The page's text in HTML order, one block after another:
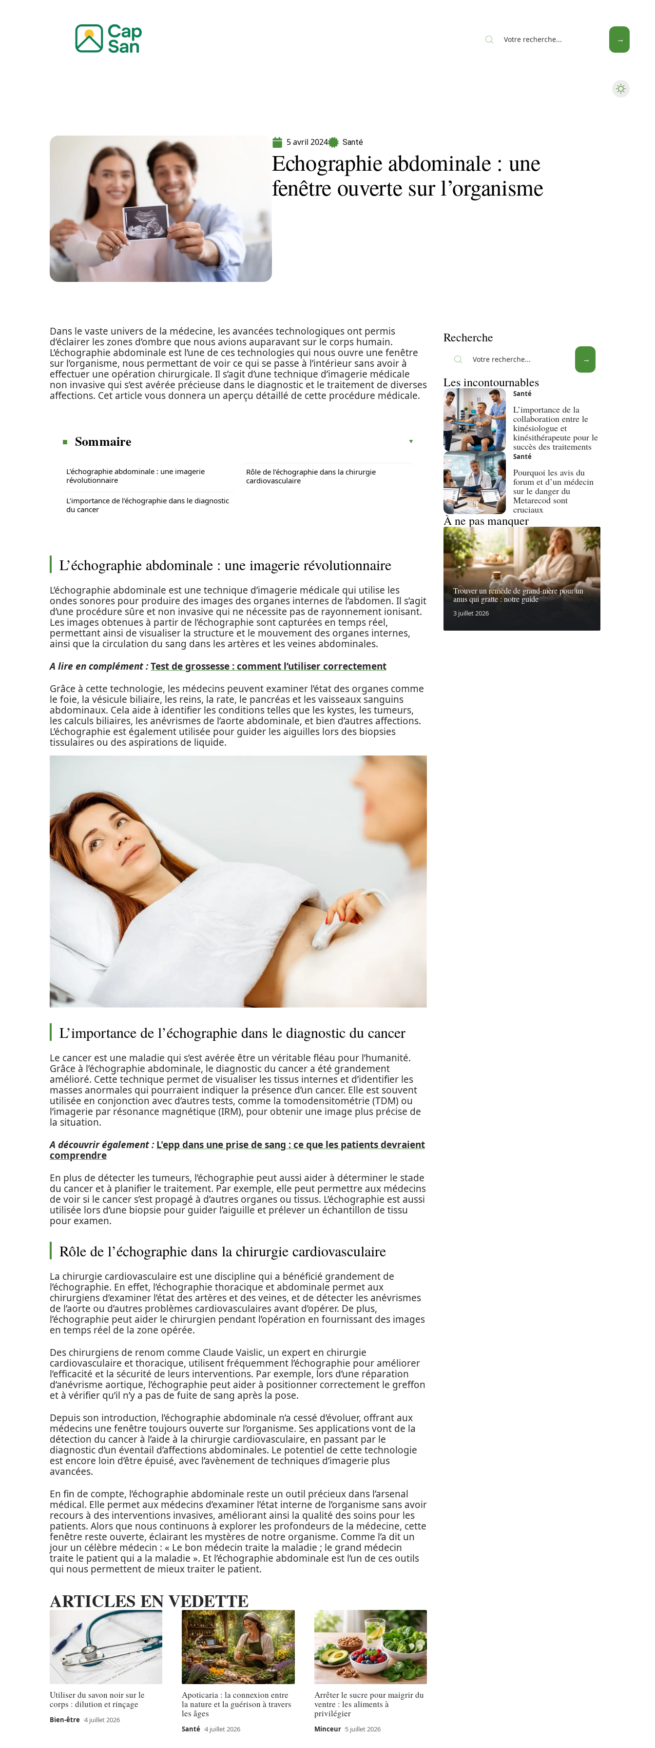
5 avril 2024 Santé
Echographie abdominale : une
fenêtre ouverte sur l’organisme
Dans le vaste univers de la médecine, les avancées technologiques ont permis
d’éclairer les zones d’ombre que nous avions auparavant sur le corps humain.
L’échographie abdominale est l’une de ces technologies qui nous ouvre une fenêtre
sur l’organisme, nous permettant de voir ce qui se passe à l’intérieur sans avoir à
effectuer une opération chirurgicale. Il s’agit d’une technique d’imagerie médicale
non invasive qui s’est avérée précieuse dans le diagnostic et le traitement de diverses
affections. Cet article vous donnera un aperçu détaillé de cette procédure médicale.
Sommaire
L’échographie abdominale : une imagerie
révolutionnaire
L’importance de l’échographie dans le diagnostic
du cancer
Rôle de l’échographie dans la chirurgie
cardiovasculaire
L’échographie abdominale : une imagerie révolutionnaire
L’échographie abdominale est une technique d’imagerie médicale qui utilise les
ondes sonores pour produire des images des organes internes de l’abdomen. Il s’agit
d’une procédure sûre et non invasive qui ne nécessite pas de rayonnement ionisant.
Les images obtenues à partir de l’échographie sont capturées en temps réel,
permettant ainsi de visualiser la structure et le mouvement des organes internes,
ainsi que la circulation du sang dans les artères et les veines abdominales.
A lire en complément :Test de grossesse : comment l’utiliser correctement
Grâce à cette technologie, les médecins peuvent examiner l’état des organes comme
le foie, la vésicule biliaire, les reins, la rate, le pancréas et les vaisseaux sanguins
abdominaux. Cela aide à identifier les conditions telles que les kystes, les tumeurs,
les calculs biliaires, les anévrismes de l’aorte abdominale, et bien d’autres affections.
L’échographie est également utilisée pour guider les aiguilles lors des biopsies
tissulaires ou des aspirations de liquide.
L’importance de l’échographie dans le diagnostic du cancer
Le cancer est une maladie qui s’est avérée être un véritable fléau pour l’humanité.
Grâce à l’échographie abdominale, le diagnostic du cancer a été grandement
amélioré. Cette technique permet de visualiser les tissus internes et d’identifier les
masses anormales qui pourraient indiquer la présence d’un cancer. Elle est souvent
utilisée en conjonction avec d’autres tests, comme la tomodensitométrie (TDM) ou
l’imagerie par résonance magnétique (IRM), pour obtenir une image plus précise de
la situation.
A découvrir également : L'epp dans une prise de sang : ce que les patients devraient
comprendre
En plus de détecter les tumeurs, l’échographie peut aussi aider à déterminer le stade
du cancer et à planifier le traitement. Par exemple, elle peut permettre aux médecins
de voir si le cancer s’est propagé à d’autres organes ou tissus. L’échographie est aussi
utilisée lors d’une biopsie pour guider l’aiguille et prélever un échantillon de tissu
pour examen.
Rôle de l’échographie dans la chirurgie cardiovasculaire
La chirurgie cardiovasculaire est une discipline qui a bénéficié grandement de
l’échographie. En effet, l’échographie thoracique et abdominale permet aux
chirurgiens d’examiner l’état des artères et des veines, et de détecter les anévrismes
de l’aorte ou d’autres problèmes cardiovasculaires avant d’opérer. De plus,
l’échographie peut aider le chirurgien pendant l’opération en fournissant des images
en temps réel de la zone opérée.
Des chirurgiens de renom comme Claude Vaislic, un expert en chirurgie
cardiovasculaire et thoracique, utilisent fréquemment l’échographie pour améliorer
l’efficacité et la sécurité de leurs interventions. Par exemple, lors d’une réparation
d’anévrisme aortique, l’échographie peut aider à positionner correctement le greffon
et à vérifier qu’il n’y a pas de fuite de sang après la pose.
Depuis son introduction, l’échographie abdominale n’a cessé d’évoluer, offrant aux
médecins une fenêtre toujours ouverte sur l’organisme. Ses applications vont de la
détection du cancer à l’aide à la chirurgie cardiovasculaire, en passant par le
diagnostic d’un éventail d’affections abdominales. Le potentiel de cette technologie
est encore loin d’être épuisé, avec l’avènement de techniques d’imagerie plus
avancées.
En fin de compte, l’échographie abdominale reste un outil précieux dans l’arsenal
médical. Elle permet aux médecins d’examiner l’état interne de l’organisme sans avoir
recours à des interventions invasives, améliorant ainsi la qualité des soins pour les
patients. Alors que nous continuons à explorer les profondeurs de la médecine, cette
fenêtre reste ouverte, éclairant les mystères de notre organisme. Comme l’a dit un
jour un célèbre médecin : « Le bon médecin traite la maladie ; le grand médecin
traite le patient qui a la maladie ». Et l’échographie abdominale est l’un de ces outils
qui nous permettent de mieux traiter le patient.
ARTICLES EN VEDETTE
Utiliser du savon noir sur le
corps : dilution et rinçage
Bien-être 4 juillet 2026
Apoticaria : la connexion entre
la nature et la guérison à travers
les âges
Santé 4 juillet 2026
Arrêter le sucre pour maigrir du
ventre : les aliments à
privilégier
Minceur 5 juillet 2026
Recherche
Les incontournables
Santé
L’importance de la
collaboration entre le
kinésiologue et
kinésithérapeute pour le
succès des traitements
Santé
Pourquoi les avis du
forum et d’un médecin
sur le danger du
Metarecod sont
cruciaux
À ne pas manquer
Trouver un remède de grand-mère pour un
anus qui gratte : notre guide
3 juillet 2026